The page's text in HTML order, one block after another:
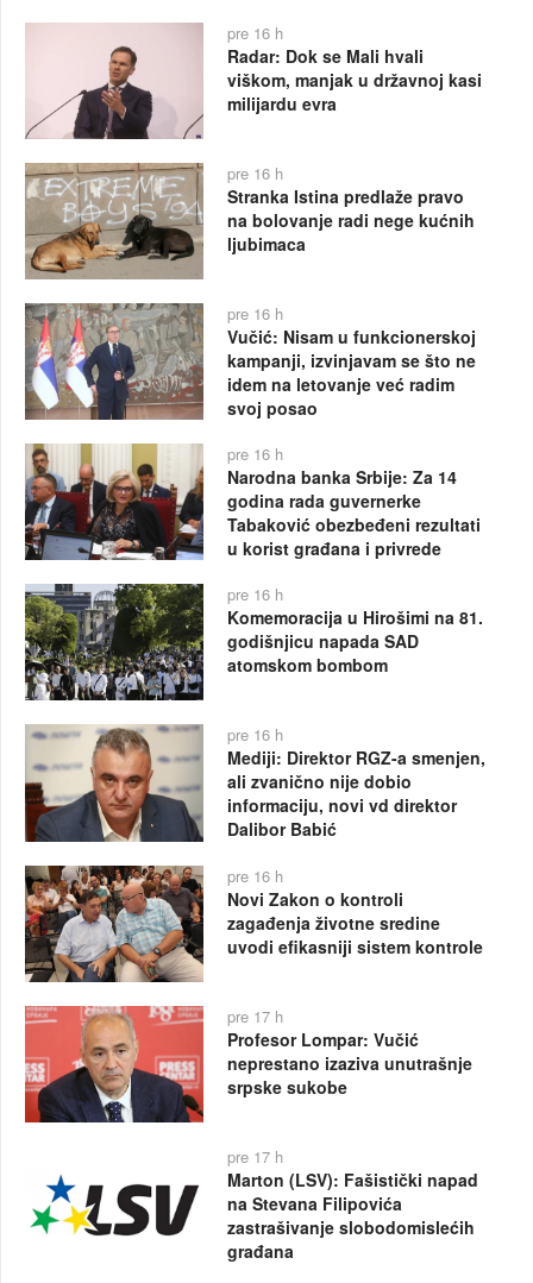
pre 16 h
Radar: Dok se Mali hvali
viškom, manjak u državnoj kasi
milijardu evra
pre 16 h
Stranka Istina predlaže pravo
na bolovanje radi nege kućnih
ljubimaca
pre 16 h
Vučić: Nisam u funkcionerskoj
kampanji, izvinjavam se što ne
idem na letovanje već radim
svoj posao
pre 16 h
Narodna banka Srbije: Za 14
godina rada guvernerke
Tabaković obezbeđeni rezultati
u korist građana i privrede
pre 16 h
Komemoracija u Hirošimi na 81.
godišnjicu napada SAD
atomskom bombom
pre 16 h
Mediji: Direktor RGZ-a smenjen,
ali zvanično nije dobio
informaciju, novi vd direktor
Dalibor Babić
pre 16 h
Novi Zakon o kontroli
zagađenja životne sredine
uvodi efikasniji sistem kontrole
pre 17 h
Profesor Lompar: Vučić
neprestano izaziva unutrašnje
srpske sukobe
pre 17 h
Marton (LSV): Fašistički napad
na Stevana Filipovića
zastrašivanje slobodomislećih
građana